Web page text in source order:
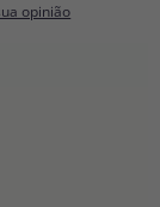
o status de seus
você.
opinião